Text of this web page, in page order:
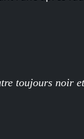
toujours noir